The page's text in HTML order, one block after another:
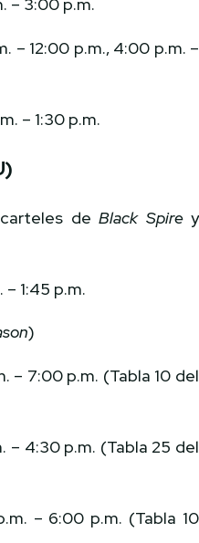
– 3:00 p.m.
– 12:00 p.m., 4:00 p.m. –
– 1:30 p.m.
carteles deBlack Spirey
– 1:45 p.m.
)
– 7:00 p.m. (Tabla 10 del
– 4:30 p.m. (Tabla 25 del
– 6:00 p.m. (Tabla 10